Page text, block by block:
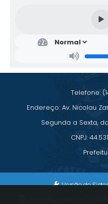
s
Henr
ia
de
Ad
ção
ano
ian
ira
Telefone:
Endereço: Av. Nicolau
Segunda a Sexta,
CNPJ:
Versão do